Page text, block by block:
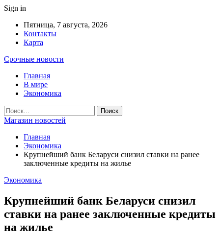
Sign in
Пятница, 7 августа, 2026
Контакты
Карта
Срочные новости
Главная
В мире
Экономика
Магазин новостей
Главная
Экономика
Крупнейший банк Беларуси снизил ставки на ранее
заключенные кредиты на жилье
Экономика
Крупнейший банк Беларуси снизил
ставки на ранее заключенные кредиты
на жилье